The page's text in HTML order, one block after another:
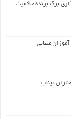
برگ برنده حاکمیت
مینابی
میناب